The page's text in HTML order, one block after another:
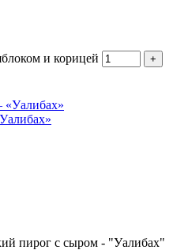
и корицей
+
пирог с сыром - "Уалибах"